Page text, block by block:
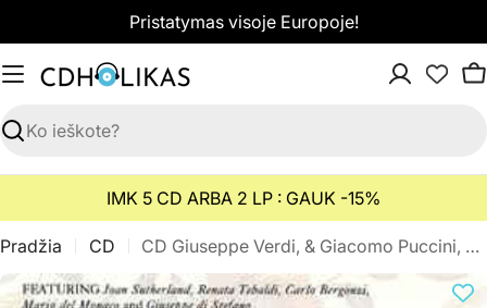
prie
turinio
Pristatymas visoje Europoje!
Paieška
IMK 5 CD ARBA 2 LP : GAUK -15%
Pradžia CD CD Giuseppe Verdi, & Giacomo Puccini, & Georges Bizet - Famous Opera Duets